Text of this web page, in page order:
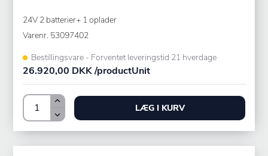
24V 2 batterier+ 1 oplader
Varenr. 53097402
Bestillingsvare - Forventet leveringstid 21 hverdage
26.920,00 DKK /productUnit
LÆG I KURV